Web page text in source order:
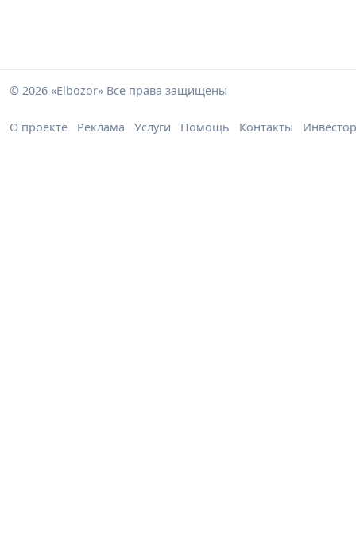
© 2026 «Elbozor» Все права защищены
О проекте Реклама Услуги Помощь Контакты